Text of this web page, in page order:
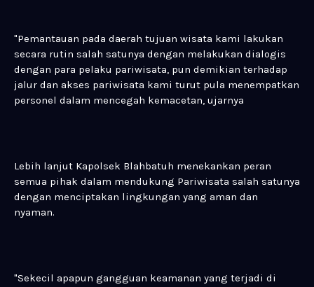
"Pemantauan pada daerah tujuan wisata kami lakukan
secara rutin salah satunya dengan melakukan dialogis
dengan para pelaku pariwisata, pun demikian terhadap
jalur dan akses pariwisata kami turut pula menempatkan
personel dalam mencegah kemacetan, ujarnya
Lebih lanjut Kapolsek Blahbatuh menekankan peran
semua pihak dalam mendukung Pariwisata salah satunya
dengan menciptakan lingkungan yang aman dan
nyaman.
"Sekecil apapun gangguan keamanan yang terjadi di